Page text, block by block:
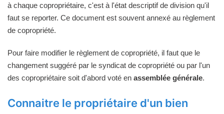
à chaque copropriétaire, c'est à l'état descriptif de division qu'il
faut se reporter. Ce document est souvent annexé au règlement
de copropriété.
Pour faire modifier le règlement de copropriété, il faut que le
changement suggéré par le syndicat de copropriété ou par l'un
des copropriétaire soit d'abord voté en assemblée générale.
Connaitre le propriétaire d'un bien